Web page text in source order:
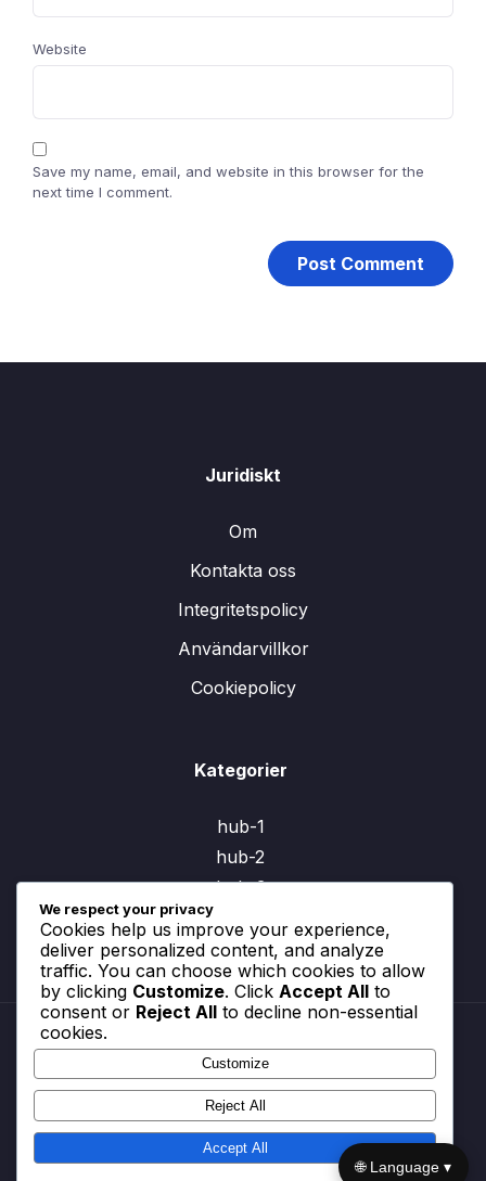
Website
Save my name, email, and website in this browser for the
next time I comment.
Juridiskt
Om
Kontakta oss
Integritetspolicy
Användarvillkor
Cookiepolicy
Kategorier
hub-1
hub-2
hub-3
Om
Kontakta oss
Integritetspolicy
Användarvillkor
Cookiepolicy
We respect your privacy
Cookies help us improve your experience,
deliver personalized content, and analyze
traffic. You can choose which cookies to allow
by clicking Customize. Click Accept All to
consent or Reject All to decline non-essential
cookies.
Customize
Reject All
Accept All
🌐 Language ▾